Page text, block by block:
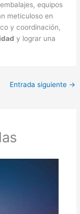
equipos
meticuloso en
y coordinación,
y lograr una
Entrada siguiente →